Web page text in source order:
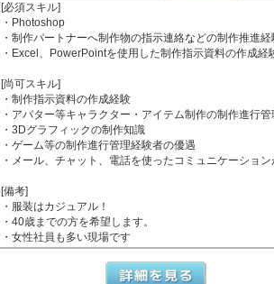
[必須スキル]
・Photoshop
・制作パートナーへ制作物の指示連絡などの制作推進経
・Excel、PowerPointを使用した制作指示資料の作成経
[尚可スキル]
・制作指示資料の作成経験
・アバター等キャラクター・アイテム制作の制作進行
・3Dグラフィックの制作知識
・ゲーム等の制作進行管理経験者の優遇
・メール、チャット、電話を使ったコミュニケーション
[備考]
・服装はカジュアル！
・40歳までの方を希望します。
・女性社員も多い現場です